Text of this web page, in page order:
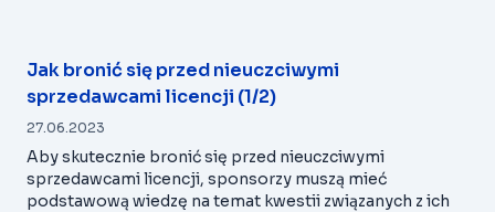
Jak bronić się przed nieuczciwymi
sprzedawcami licencji (1/2)
27.06.2023
Aby skutecznie bronić się przed nieuczciwymi
sprzedawcami licencji, sponsorzy muszą mieć
podstawową wiedzę na temat kwestii związanych z ich